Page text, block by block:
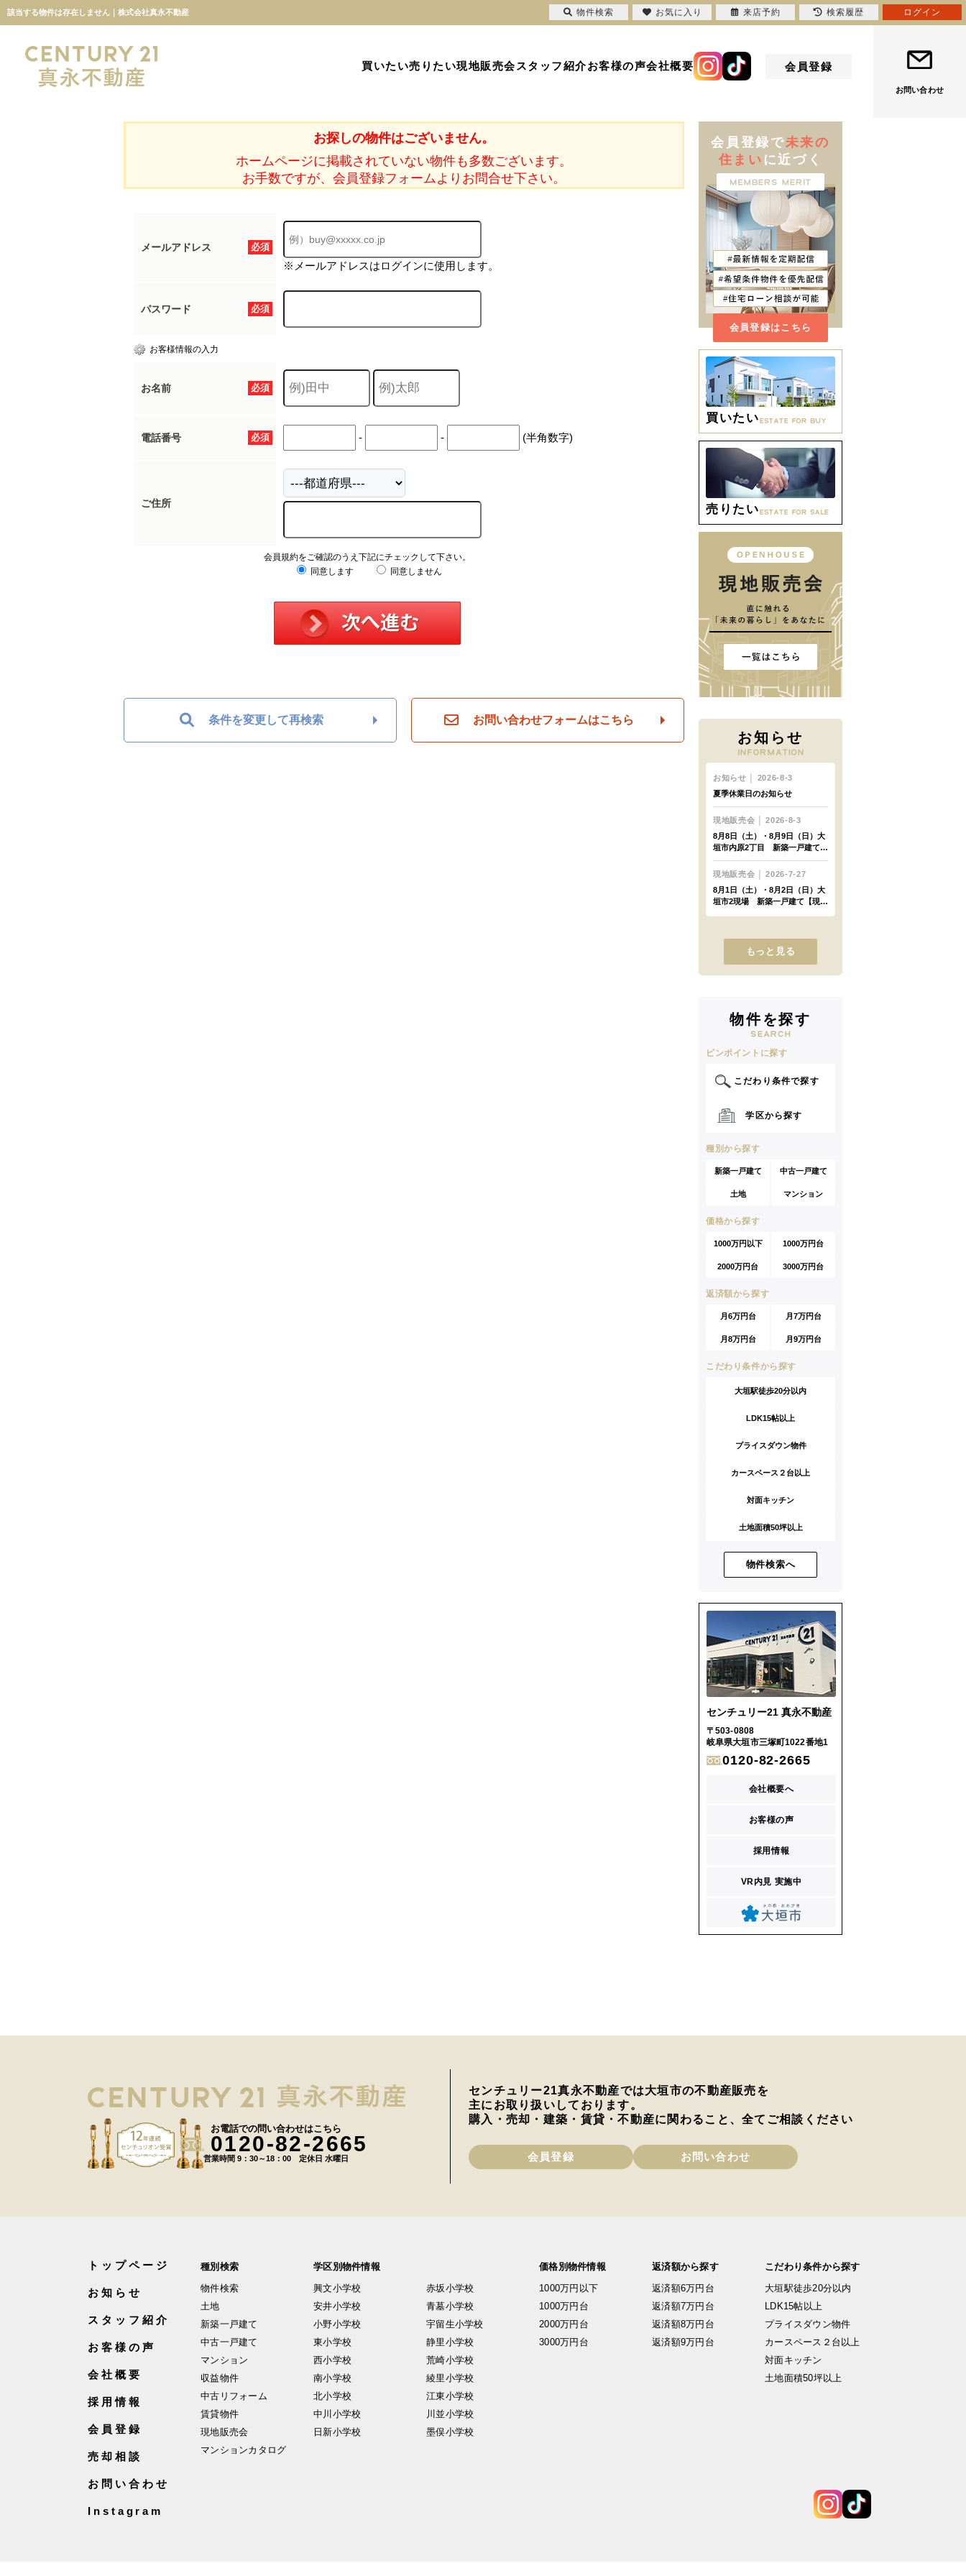
該当する物件は存在しません｜株式会社真永不動産
買いたい売りたい現地販売会スタッフ紹介お客様の声会社概要 会員登録
お問い合わせ
お探しの物件はございません。
ホームページに掲載されていない物件も多数ございます。
お手数ですが、会員登録フォームよりお問合せ下さい。
必須
メールアドレス
※メールアドレスはログインに使用します。
必須
パスワード
お客様情報の入力
必須
お名前
必須
電話番号 - - (半角数字)
ご住所
会員規約をご確認のうえ下記にチェックして下さい。
同意します
同意しません
条件を変更して再検索 お問い合わせフォームはこちら
会員登録で未来の
住まい に近づく
会員登録はこちら
買いたい
売りたい
お知らせ
もっと見る
物件を探す
ピンポイントに探す
こだわり条件で探す
学区から探す
種別から探す
新築一戸建て 中古一戸建て
土地 マンション
価格から探す
1000万円以下 1000万円台
2000万円台 3000万円台
返済額から探す
月6万円台 月7万円台
月8万円台 月9万円台
こだわり条件から探す
大垣駅徒歩20分以内
LDK15帖以上
プライスダウン物件
カースペース２台以上
対面キッチン
土地面積50坪以上
物件検索へ
センチュリー21 真永不動産
〒503-0808
岐阜県大垣市三塚町1022番地1
0120-82-2665
会社概要へ
お客様の声
採用情報
VR内見 実施中
お電話での問い合わせはこちら
0120-82-2665
営業時間 9：30～18：00 定休日 水曜日
センチュリー21真永不動産では大垣市の不動産販売を
主にお取り扱いしております。
購入・売却・建築・賃貸・不動産に関わること、全てご相談ください
会員登録 お問い合わせ
トップページ
お知らせ
スタッフ紹介
お客様の声
会社概要
採用情報
会員登録
売却相談
お問い合わせ
Instagram
種別検索
物件検索
土地
新築一戸建て
中古一戸建て
マンション
収益物件
中古リフォーム
賃貸物件
現地販売会
マンションカタログ
学区別物件情報
興文小学校
安井小学校
小野小学校
東小学校
西小学校
南小学校
北小学校
中川小学校
日新小学校
赤坂小学校
青墓小学校
宇留生小学校
静里小学校
荒崎小学校
綾里小学校
江東小学校
川並小学校
墨俣小学校
価格別物件情報
1000万円以下
1000万円台
2000万円台
3000万円台
返済額から探す
返済額6万円台
返済額7万円台
返済額8万円台
返済額9万円台
こだわり条件から探す
大垣駅徒歩20分以内
LDK15帖以上
プライスダウン物件
カースペース２台以上
対面キッチン
土地面積50坪以上
物件検索 お気に入り 来店予約 検索履歴 ログイン